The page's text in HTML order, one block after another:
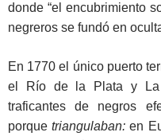
donde “el encubrimiento
negreros se fundó en
En 1770 el único puerto
el Río de la Plata y La
traficantes de negros
porquetriangulaban: en